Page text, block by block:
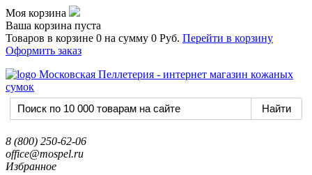
Моя корзина
Ваша корзина пуста
Товаров в корзине 0 на сумму 0 Руб. Перейти в корзину
Оформить заказ
8 (800) 250-62-06
office@mospel.ru
Избранное